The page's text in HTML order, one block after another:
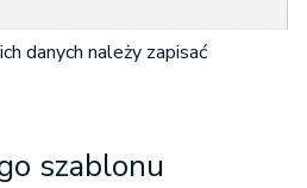
danych należy zapisać
szablonu